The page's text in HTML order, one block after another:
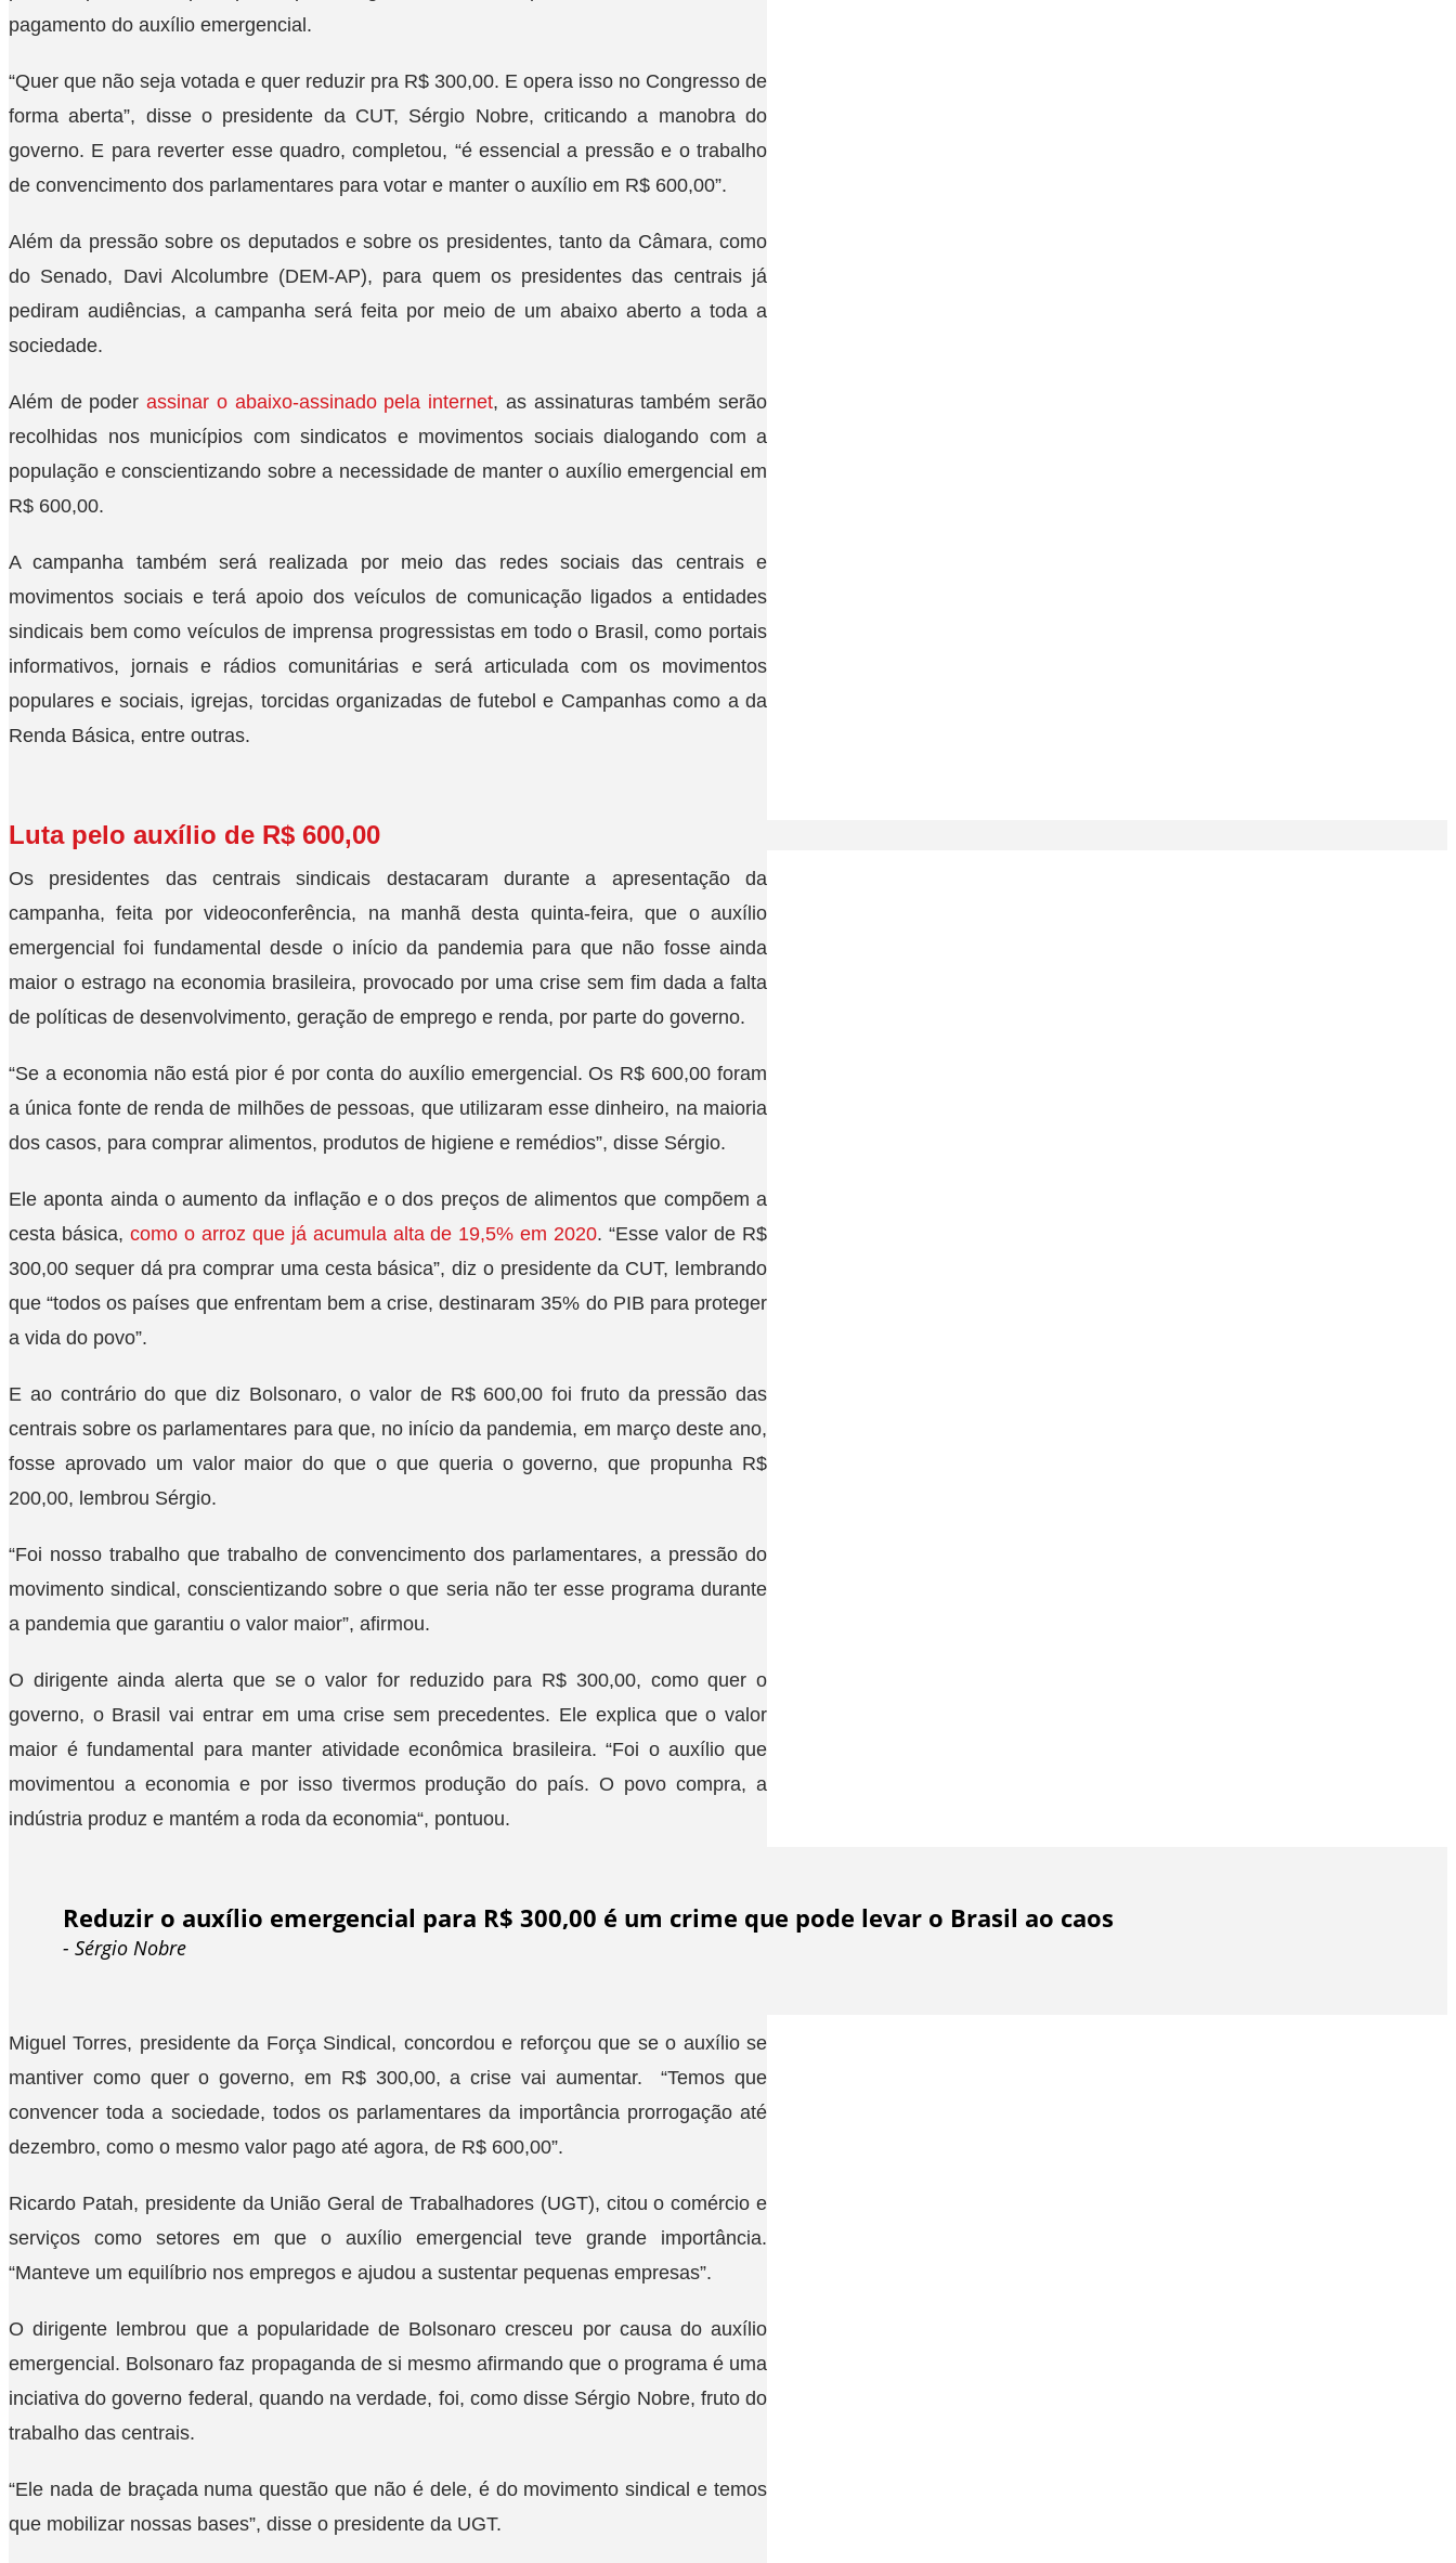
pagamento do auxílio emergencial.
“Quer que não seja votada e quer reduzir pra R$ 300,00. E opera isso no Congresso de
forma aberta”, disse o presidente da CUT, Sérgio Nobre, criticando a manobra do
governo. E para reverter esse quadro, completou, “é essencial a pressão e o trabalho
de convencimento dos parlamentares para votar e manter o auxílio em R$ 600,00”.
Além da pressão sobre os deputados e sobre os presidentes, tanto da Câmara, como
do Senado, Davi Alcolumbre (DEM-AP), para quem os presidentes das centrais já
pediram audiências, a campanha será feita por meio de um abaixo aberto a toda a
sociedade.
Além de poderassinar o abaixo-assinado pela internet, as assinaturas também serão
recolhidas nos municípios com sindicatos e movimentos sociais dialogando com a
população e conscientizando sobre a necessidade de manter o auxílio emergencial em
R$ 600,00.
A campanha também será realizada por meio das redes sociais das centrais e
movimentos sociais e terá apoio dos veículos de comunicação ligados a entidades
sindicais bem como veículos de imprensa progressistas em todo o Brasil, como portais
informativos, jornais e rádios comunitárias e será articulada com os movimentos
populares e sociais, igrejas, torcidas organizadas de futebol e Campanhas como a da
Renda Básica, entre outras.
Luta pelo auxílio de R$ 600,00
Os presidentes das centrais sindicais destacaram durante a apresentação da
campanha, feita por videoconferência, na manhã desta quinta-feira, que o auxílio
emergencial foi fundamental desde o início da pandemia para que não fosse ainda
maior o estrago na economia brasileira, provocado por uma crise sem fim dada a falta
de políticas de desenvolvimento, geração de emprego e renda, por parte do governo.
“Se a economia não está pior é por conta do auxílio emergencial. Os R$ 600,00 foram
a única fonte de renda de milhões de pessoas, que utilizaram esse dinheiro, na maioria
dos casos, para comprar alimentos, produtos de higiene e remédios”, disse Sérgio.
Ele aponta ainda o aumento da inflação e o dos preços de alimentos que compõem a
cesta básica, como o arroz que já acumula alta de 19,5% em 2020. “Esse valor de R$
300,00 sequer dá pra comprar uma cesta básica”, diz o presidente da CUT, lembrando
que “todos os países que enfrentam bem a crise, destinaram 35% do PIB para proteger
a vida do povo”.
E ao contrário do que diz Bolsonaro, o valor de R$ 600,00 foi fruto da pressão das
centrais sobre os parlamentares para que, no início da pandemia, em março deste ano,
fosse aprovado um valor maior do que o que queria o governo, que propunha R$
200,00, lembrou Sérgio.
“Foi nosso trabalho que trabalho de convencimento dos parlamentares, a pressão do
movimento sindical, conscientizando sobre o que seria não ter esse programa durante
a pandemia que garantiu o valor maior”, afirmou.
O dirigente ainda alerta que se o valor for reduzido para R$ 300,00, como quer o
governo, o Brasil vai entrar em uma crise sem precedentes. Ele explica que o valor
maior é fundamental para manter atividade econômica brasileira. “Foi o auxílio que
movimentou a economia e por isso tivermos produção do país. O povo compra, a
indústria produz e mantém a roda da economia“, pontuou.
Reduzir o auxílio emergencial para R$ 300,00 é um crime que pode levar o Brasil ao caos
- Sérgio Nobre
Miguel Torres, presidente da Força Sindical, concordou e reforçou que se o auxílio se
mantiver como quer o governo, em R$ 300,00, a crise vai aumentar. “Temos que
convencer toda a sociedade, todos os parlamentares da importância prorrogação até
dezembro, como o mesmo valor pago até agora, de R$ 600,00”.
Ricardo Patah, presidente da União Geral de Trabalhadores (UGT), citou o comércio e
serviços como setores em que o auxílio emergencial teve grande importância.
“Manteve um equilíbrio nos empregos e ajudou a sustentar pequenas empresas”.
O dirigente lembrou que a popularidade de Bolsonaro cresceu por causa do auxílio
emergencial. Bolsonaro faz propaganda de si mesmo afirmando que o programa é uma
inciativa do governo federal, quando na verdade, foi, como disse Sérgio Nobre, fruto do
trabalho das centrais.
“Ele nada de braçada numa questão que não é dele, é do movimento sindical e temos
que mobilizar nossas bases”, disse o presidente da UGT.